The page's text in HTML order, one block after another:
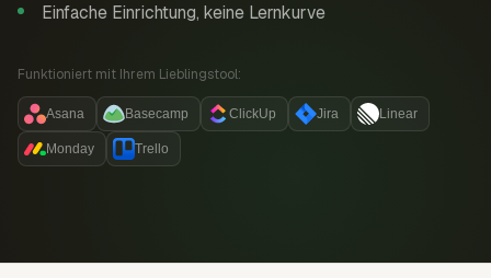
Einfache Einrichtung, keine Lernkurve
Funktioniert mit Ihrem Lieblingstool:
Asana Basecamp ClickUp Jira Linear
Monday Trello